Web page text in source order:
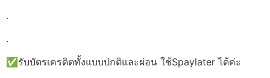
.
.
✅รับบัตรเครดิตทั้งแบบปกติและผ่อน ใช้Spaylater ได้ค่ะ